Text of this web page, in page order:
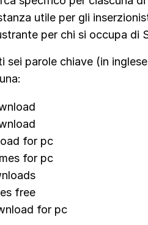
utile per gli
per chi si occupa di
sei parole chiave (in
for pc
for pc
free
for pc